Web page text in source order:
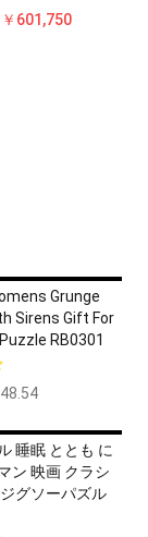
601,750
Grunge
Sirens Gift For
RB0301
睡眠 ととも に
ン 映画 クラシ
グソーパズル